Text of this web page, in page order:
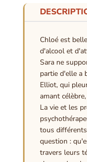
Chloé est
d'alcool et
Sara ne
partie d'elle a
Elliot, qui
amant
La vie et les
tous
question :
travers leurs